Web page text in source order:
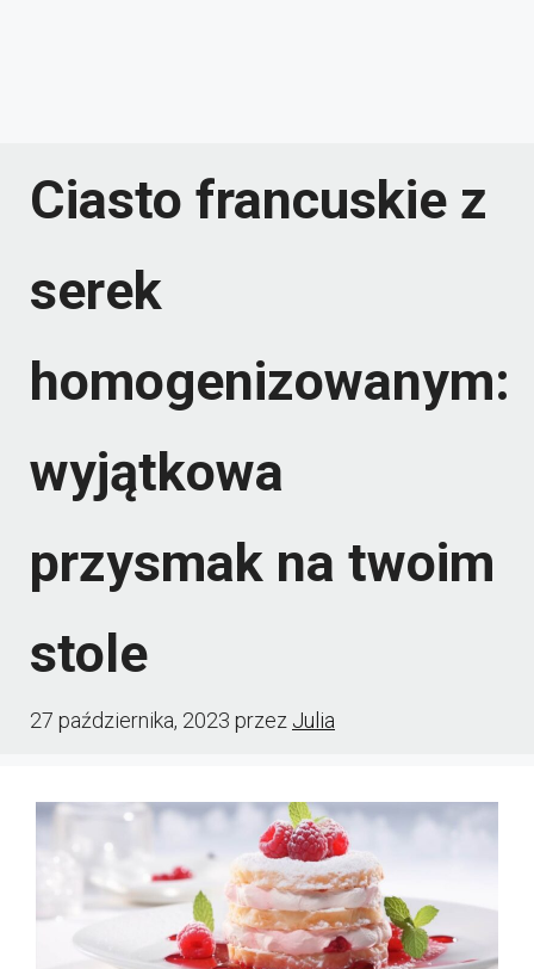
Ciasto francuskie z
serek
homogenizowanym:
wyjątkowa
przysmak na twoim
stole
27 października, 2023 przez Julia